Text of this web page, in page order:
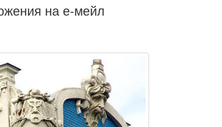
на е-мейл